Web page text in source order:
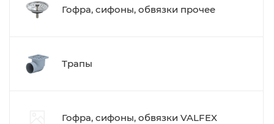
Гофра, сифоны, обвязки прочее
Трапы
Гофра, сифоны, обвязки VALFEX